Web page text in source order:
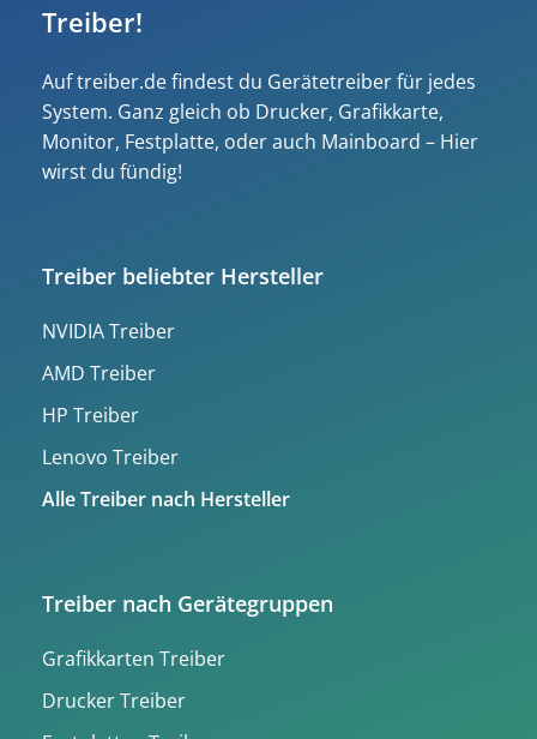
Treiber!
Auf treiber.de findest du Gerätetreiber für jedes
System. Ganz gleich ob Drucker, Grafikkarte,
Monitor, Festplatte, oder auch Mainboard – Hier
wirst du fündig!
Treiber beliebter Hersteller
NVIDIA Treiber
AMD Treiber
HP Treiber
Lenovo Treiber
Alle Treiber nach Hersteller
Treiber nach Gerätegruppen
Grafikkarten Treiber
Drucker Treiber